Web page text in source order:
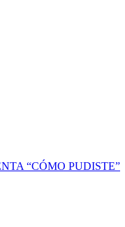
“CÓMO PUDISTE”